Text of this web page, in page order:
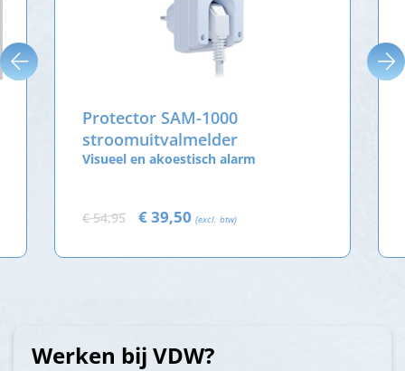
Protector SAM-1000
stroomuitvalmelder
Visueel en akoestisch alarm
€ 54,95 € 39,50 (excl. btw)
Werken bij VDW?